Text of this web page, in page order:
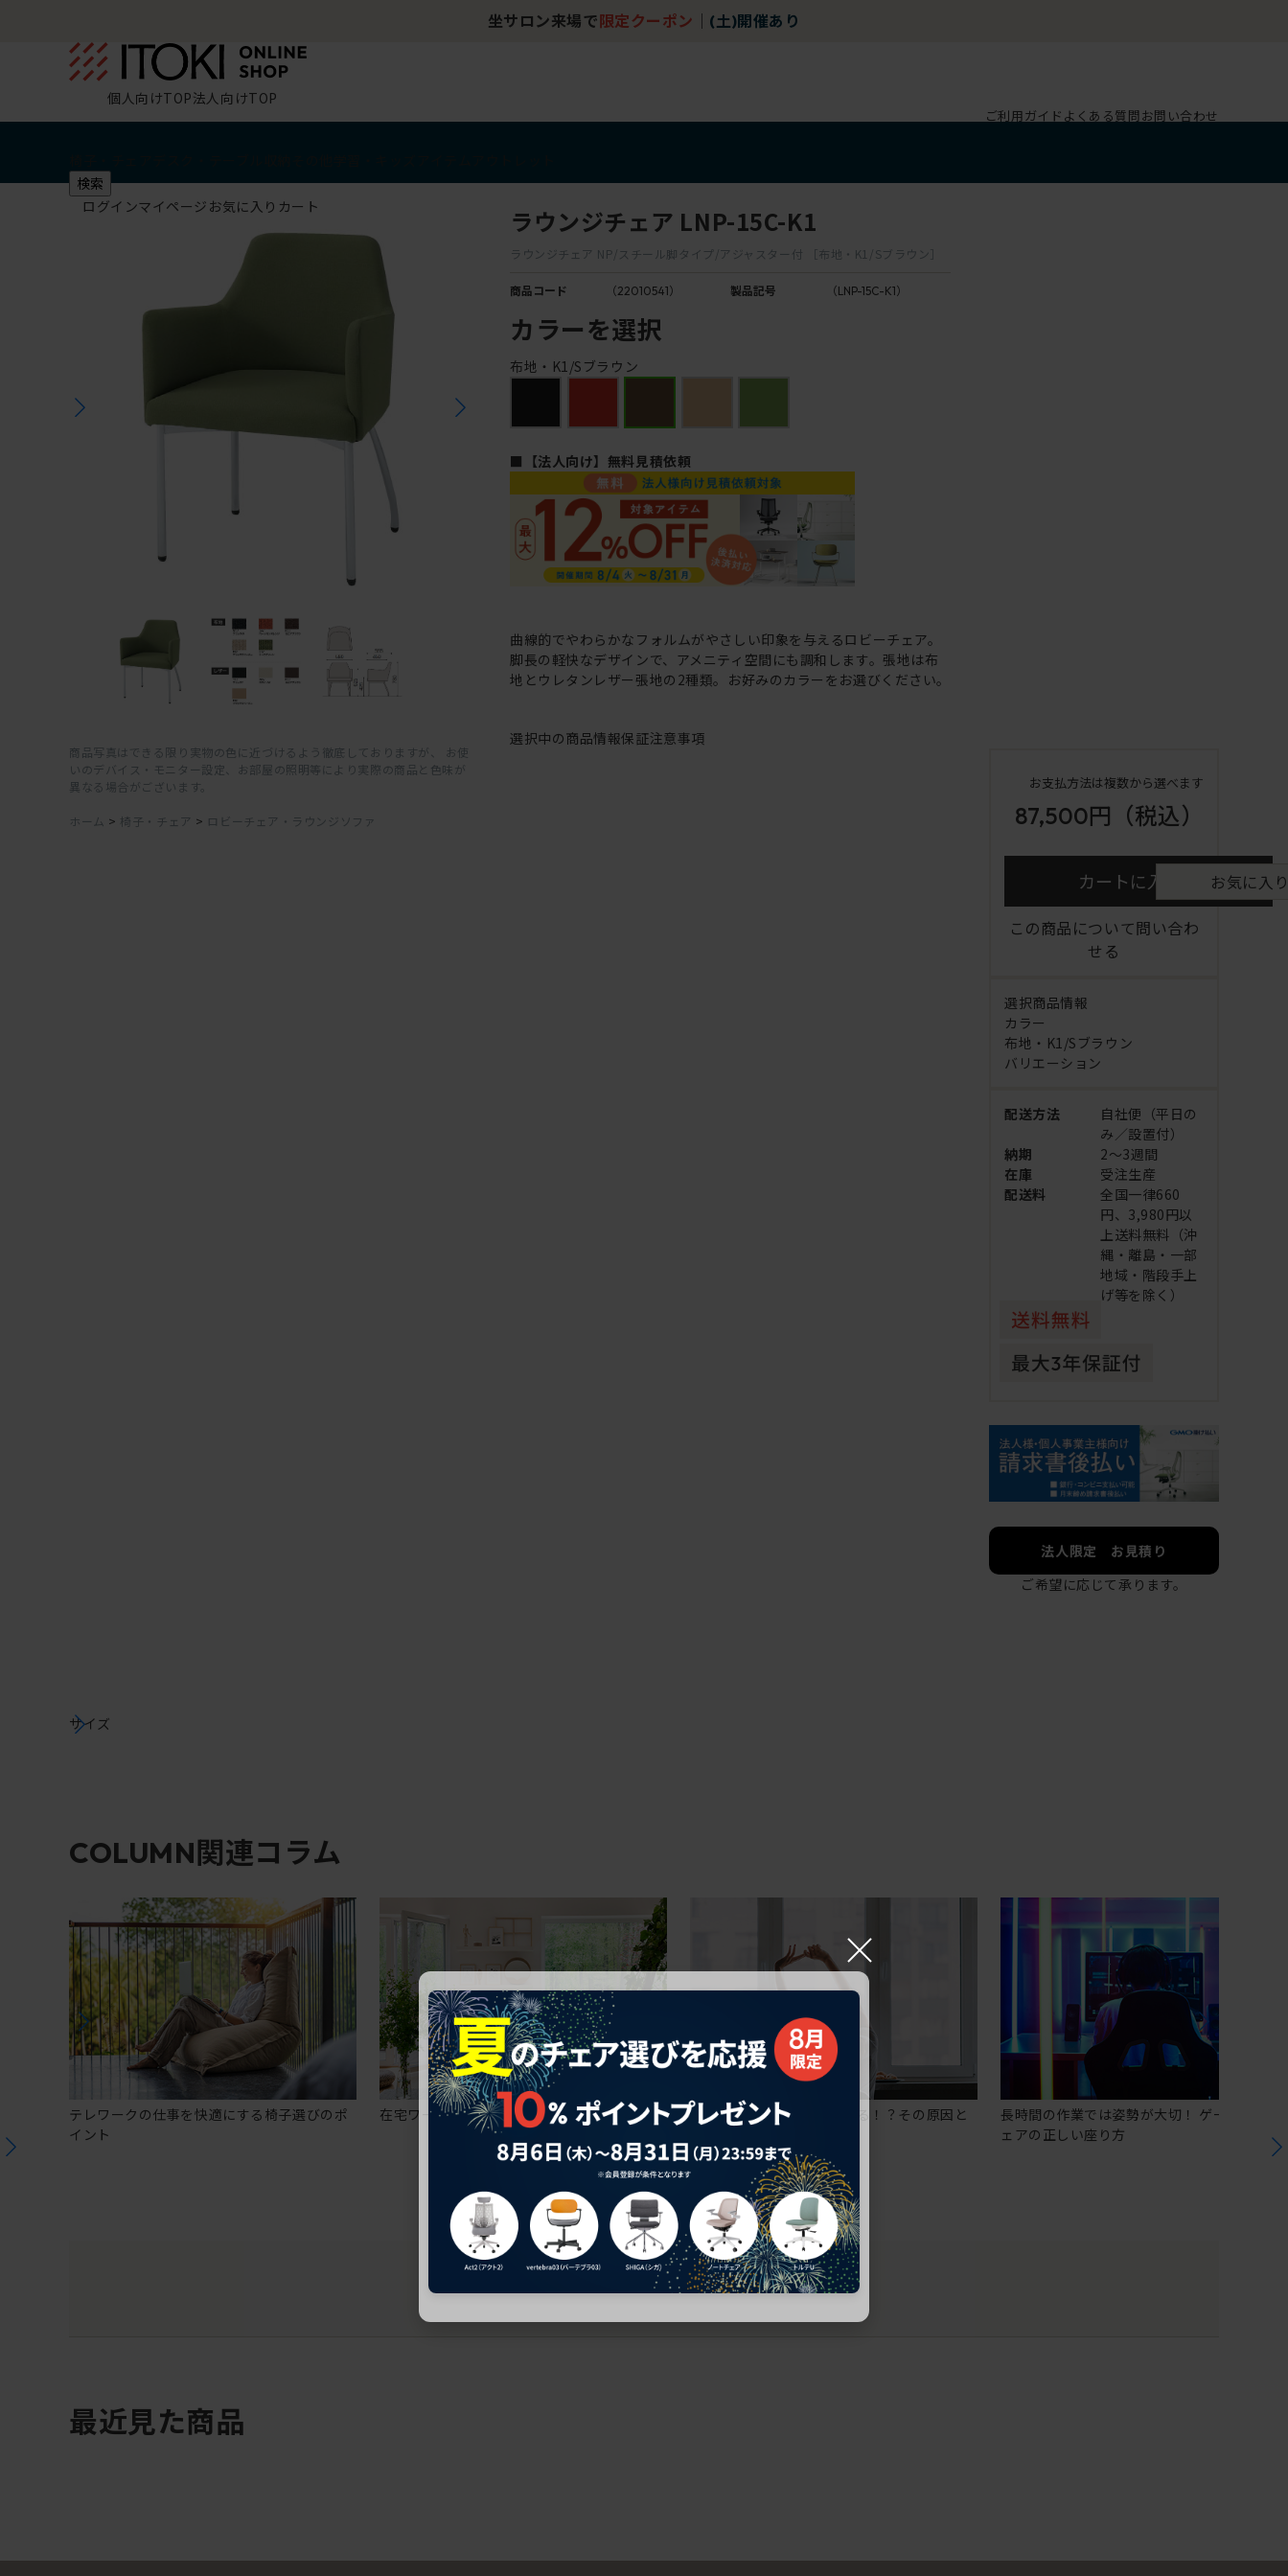
坐サロン来場で 限定クーポン (土)開催あり
個人向けTOP法人向けTOP
ご利用ガイド よくある質問お問い合わせ
検索
ログインマイページ お気に入り カート
商品写真はできる限り実物の色に近づけるよう徹底しておりますが、 お使
いのデバイス・モニター設定、お部屋の照明等により実際の商品と色味が
異なる場合がございます。
ホーム > 椅子・チェア > ロビーチェア・ラウンジソファ
ラウンジチェア LNP-15C-K1
ラウンジチェア NP/スチール脚タイプ/アジャスター付 ［布地・K1/Sブラウン］
商品コード （22010541） 製品記号 （LNP-15C-K1）
カラーを選択
布地・K1/Sブラウン
■【法人向け】無料見積依頼
曲線的でやわらかなフォルムがやさしい印象を与えるロビーチェア。
脚長の軽快なデザインで、アメニティ空間にも調和します。張地は布
地とウレタンレザー張地の2種類。お好みのカラーをお選びください。
選択中の商品情報保証注意事項
お支払方法は複数から選べます
87,500円 （税込）
カートに入れる お気に入
この商品について問い合わ
せる
選択商品情報
カラー
布地・K1/Sブラウン
バリエーション
配送方法
自社便（平日の
み／設置付）
納期
2～3週間
在庫
受注生産
配送料
全国一律660
円、3,980円以
上送料無料（沖
縄・離島・一部
地域・階段手上
げ等を除く）
法人限定 お見積り
ご希望に応じて承ります。
サイズ
COLUMN関連コラム
テレワークの仕事を快適にする椅子選びのポ
イント
在宅ワークにおすすめのオフィスチェア5選
椅子に座っているのに疲れる！？その原因と
長時間の作業では姿勢が大切！ ゲーミングチ
ェアの正しい座り方
最近見た商品
×